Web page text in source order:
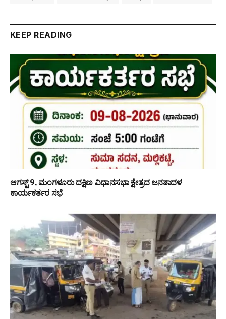
KEEP READING
ಆಗಸ್ಟ್ 9, ಮಂಗಳೂರು ದಕ್ಷಿಣ ವಿಧಾನಸಭಾ ಕ್ಷೇತ್ರದ ಜನತಾದಳ
ಕಾರ್ಯಕರ್ತರ ಸಭೆ